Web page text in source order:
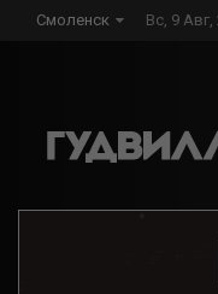
Смоленск Вс, 9 Авг,